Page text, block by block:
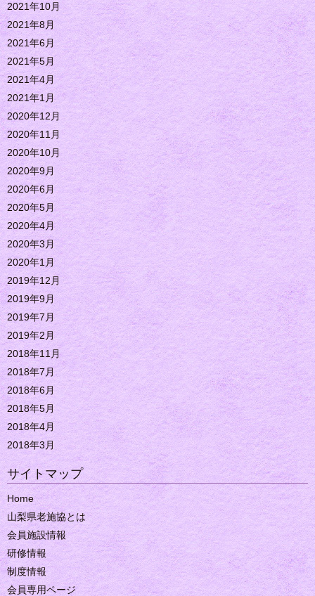
2021年10月
2021年8月
2021年6月
2021年5月
2021年4月
2021年1月
2020年12月
2020年11月
2020年10月
2020年9月
2020年6月
2020年5月
2020年4月
2020年3月
2020年1月
2019年12月
2019年9月
2019年7月
2019年2月
2018年11月
2018年7月
2018年6月
2018年5月
2018年4月
2018年3月
サイトマップ
Home
山梨県老施協とは
会員施設情報
研修情報
制度情報
会員専用ページ